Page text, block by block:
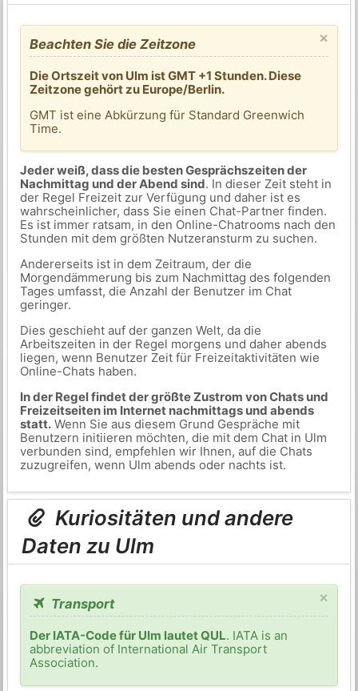
×
Beachten Sie die Zeitzone
Die Ortszeit von Ulm ist GMT +1 Stunden. Diese
Zeitzone gehört zu Europe/Berlin.
GMT ist eine Abkürzung für Standard Greenwich
Time.
Jeder weiß, dass die besten Gesprächszeiten der
Nachmittag und der Abend sind. In dieser Zeit steht in
der Regel Freizeit zur Verfügung und daher ist es
wahrscheinlicher, dass Sie einen Chat-Partner finden.
Es ist immer ratsam, in den Online-Chatrooms nach den
Stunden mit dem größten Nutzeransturm zu suchen.
Andererseits ist in dem Zeitraum, der die
Morgendämmerung bis zum Nachmittag des folgenden
Tages umfasst, die Anzahl der Benutzer im Chat
geringer.
Dies geschieht auf der ganzen Welt, da die
Arbeitszeiten in der Regel morgens und daher abends
liegen, wenn Benutzer Zeit für Freizeitaktivitäten wie
Online-Chats haben.
In der Regel findet der größte Zustrom von Chats und
Freizeitseiten im Internet nachmittags und abends
statt.Wenn Sie aus diesem Grund Gespräche mit
Benutzern initiieren möchten, die mit dem Chat in Ulm
verbunden sind, empfehlen wir Ihnen, auf die Chats
zuzugreifen, wenn Ulm abends oder nachts ist.
Kuriositäten und andere
Daten zu Ulm
×
Transport
Der IATA-Code für Ulm lautet QUL. IATA is an
abbreviation of International Air Transport
Association.